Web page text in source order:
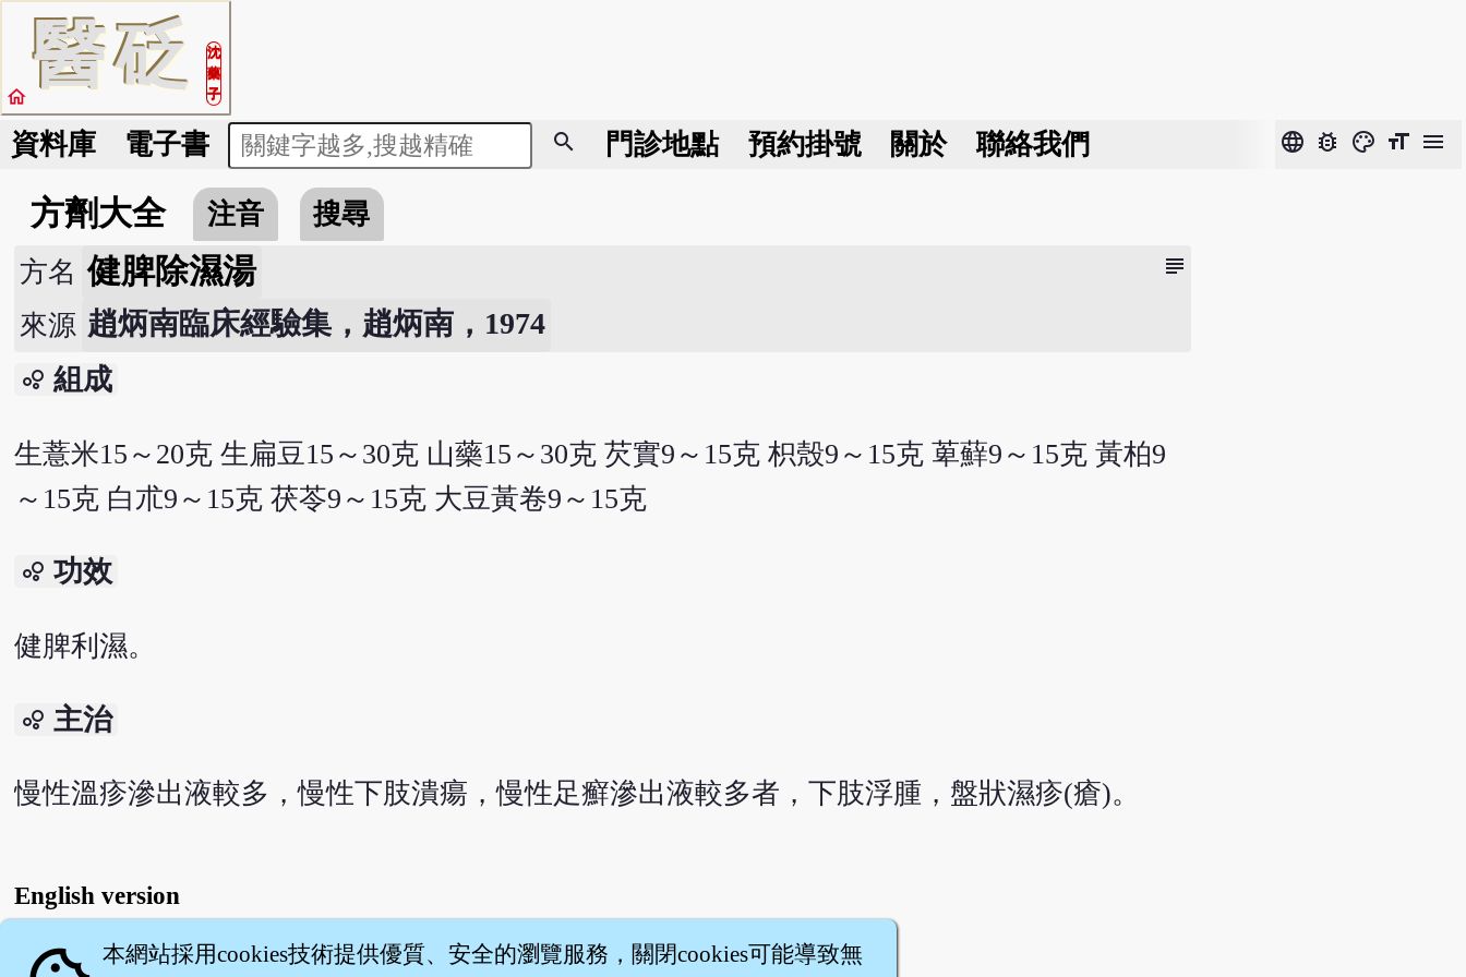
醫砭
沈
藥
子
home
資料庫 電子書 search 門診地點 預約掛號 關於 聯絡我們 language bug_report color_lens format_size menu
方劑大全 注音 搜尋
subject
方名 健脾除濕湯
來源 趙炳南臨床經驗集，趙炳南，1974
bubble_chart 組成
生薏米15～20克 生扁豆15～30克 山藥15～30克 芡實9～15克 枳殼9～15克 萆蘚9～15克 黃柏9
～15克 白朮9～15克 茯苓9～15克 大豆黃卷9～15克
bubble_chart 功效
健脾利濕。
bubble_chart 主治
慢性溫疹滲出液較多，慢性下肢潰瘍，慢性足癬滲出液較多者，下肢浮腫，盤狀濕疹(瘡)。
English version
本網站採用cookies技術提供優質、安全的瀏覽服務，關閉cookies可能導致無